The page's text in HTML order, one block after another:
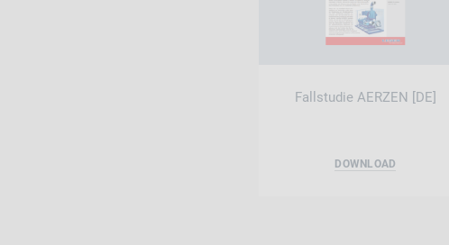
Fallstudie AERZEN [DE]
DOWNLOAD